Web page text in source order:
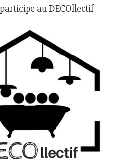
au DECOllectif